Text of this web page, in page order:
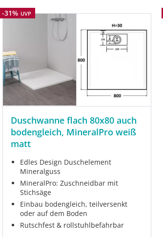
Rabatt
-31% UVP
Duschwanne flach 80x80 auch
bodengleich, MineralPro weiß
matt
Edles Design Duschelement
Mineralguss
MineralPro: Zuschneidbar mit
Stichsäge
Einbau bodengleich, teilversenkt
oder auf dem Boden
Rutschfest & rollstuhlbefahrbar